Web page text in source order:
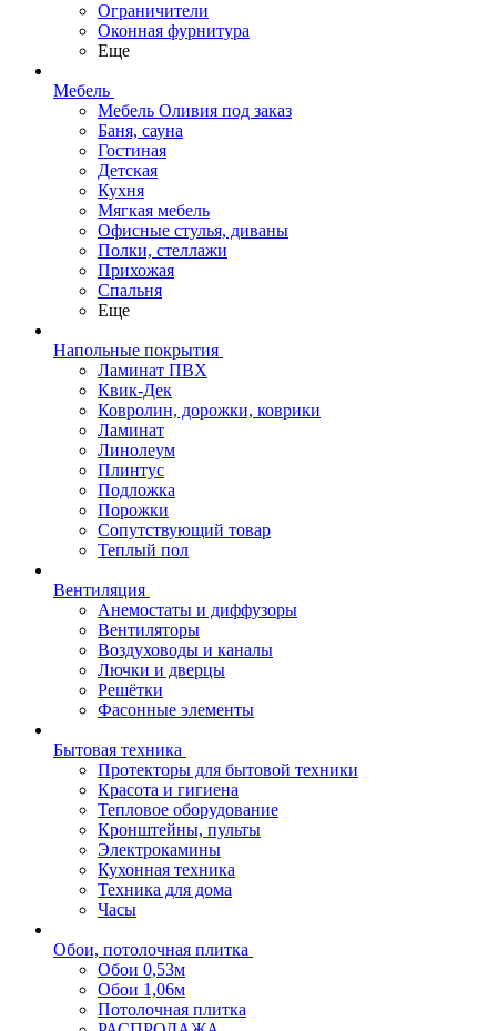
Ограничители
Оконная фурнитура
Еще
Мебель
Мебель Оливия под заказ
Баня, сауна
Гостиная
Детская
Кухня
Мягкая мебель
Офисные стулья, диваны
Полки, стеллажи
Прихожая
Спальня
Еще
Напольные покрытия
Ламинат ПВХ
Квик-Дек
Ковролин, дорожки, коврики
Ламинат
Линолеум
Плинтус
Подложка
Порожки
Сопутствующий товар
Теплый пол
Вентиляция
Анемостаты и диффузоры
Вентиляторы
Воздуховоды и каналы
Лючки и дверцы
Решётки
Фасонные элементы
Бытовая техника
Протекторы для бытовой техники
Красота и гигиена
Тепловое оборудование
Кронштейны, пульты
Электрокамины
Кухонная техника
Техника для дома
Часы
Обои, потолочная плитка
Обои 0,53м
Обои 1,06м
Потолочная плитка